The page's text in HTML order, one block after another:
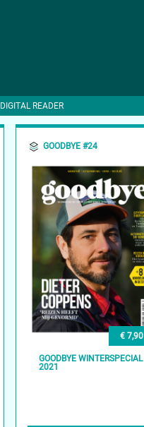
DIGITAL READER
GOODBYE #24
€ 7,90
GOODBYE WINTERSPECIAL
2021